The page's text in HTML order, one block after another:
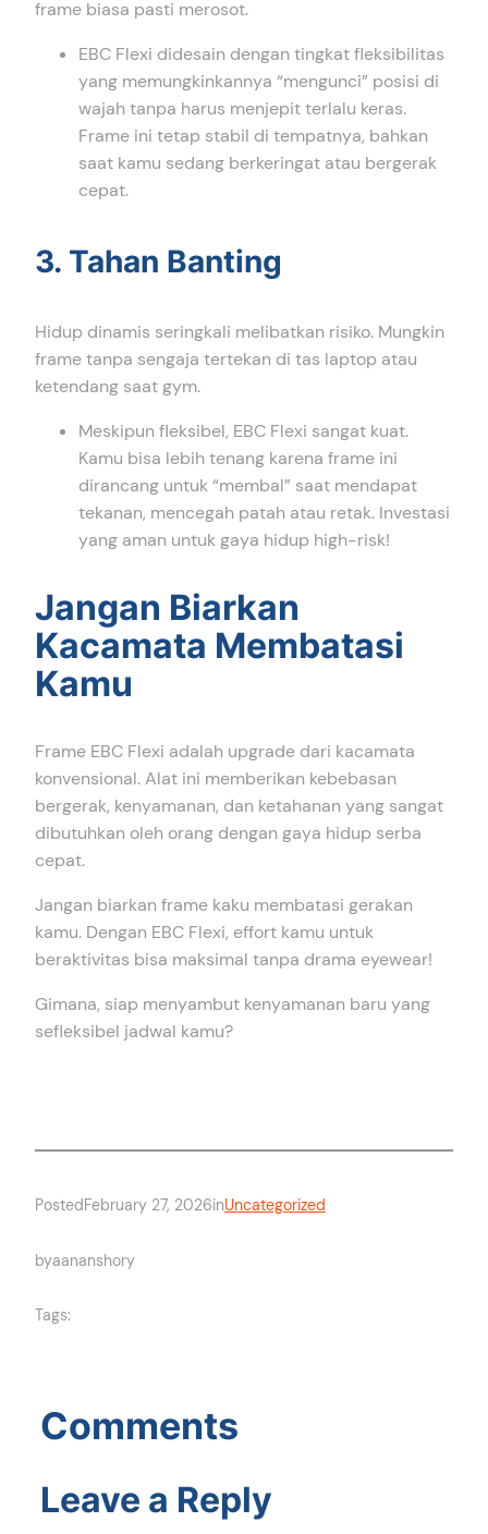
frame biasa pasti merosot.
EBC Flexi didesain dengan tingkat fleksibilitas
yang memungkinkannya “mengunci” posisi di
wajah tanpa harus menjepit terlalu keras.
Frame ini tetap stabil di tempatnya, bahkan
saat kamu sedang berkeringat atau bergerak
cepat.
3. Tahan Banting
Hidup dinamis seringkali melibatkan risiko. Mungkin
frame tanpa sengaja tertekan di tas laptop atau
ketendang saat gym.
Meskipun fleksibel, EBC Flexi sangat kuat.
Kamu bisa lebih tenang karena frame ini
dirancang untuk “membal” saat mendapat
tekanan, mencegah patah atau retak. Investasi
yang aman untuk gaya hidup high-risk!
Jangan Biarkan
Kacamata Membatasi
Kamu
Frame EBC Flexi adalah upgrade dari kacamata
konvensional. Alat ini memberikan kebebasan
bergerak, kenyamanan, dan ketahanan yang sangat
dibutuhkan oleh orang dengan gaya hidup serba
cepat.
Jangan biarkan frame kaku membatasi gerakan
kamu. Dengan EBC Flexi, effort kamu untuk
beraktivitas bisa maksimal tanpa drama eyewear!
Gimana, siap menyambut kenyamanan baru yang
sefleksibel jadwal kamu?
PostedFebruary 27, 2026inUncategorized
byaananshory
Tags:
Comments
Leave a Reply